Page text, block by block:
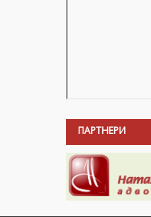
ПАРТНЕРИ